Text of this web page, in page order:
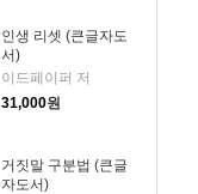
인생 리셋 (큰글자도
서)
이드페이퍼 저
31,000원
거짓말 구분법 (큰글
자도서)